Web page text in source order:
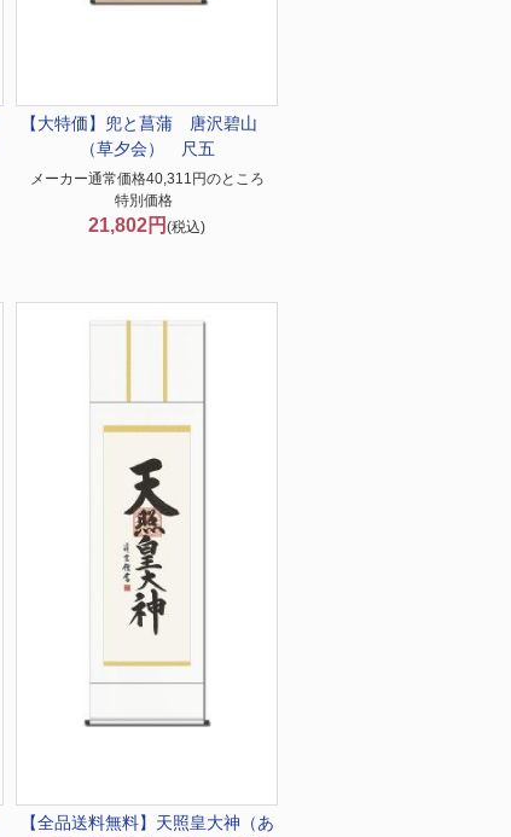
【大特価】 兜と菖蒲 唐沢碧山
（草夕会） 尺五
メーカー通常価格40,311円のところ
特別価格
21,802円 (税込)
【全品送料無料】 天照皇大神（あ